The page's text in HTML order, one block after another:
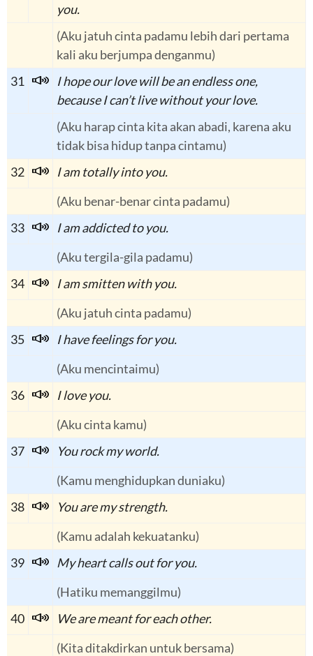
you.
(Aku jatuh cinta padamu lebih dari pertama
kali aku berjumpa denganmu)
31
I hope our love will be an endless one,
because I can’t live without your love.
(Aku harap cinta kita akan abadi, karena aku
tidak bisa hidup tanpa cintamu)
32
I am totally into you.
(Aku benar-benar cinta padamu)
33
I am addicted to you.
(Aku tergila-gila padamu)
34
I am smitten with you.
(Aku jatuh cinta padamu)
35
I have feelings for you.
(Aku mencintaimu)
36
I love you.
(Aku cinta kamu)
37
You rock my world.
(Kamu menghidupkan duniaku)
38
You are my strength.
(Kamu adalah kekuatanku)
39
My heart calls out for you.
(Hatiku memanggilmu)
40
We are meant for each other.
(Kita ditakdirkan untuk bersama)